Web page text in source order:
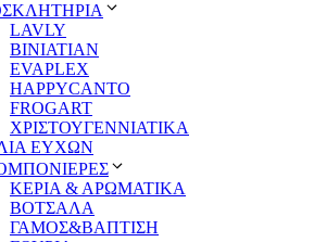
LAVLY
BINIATIAN
EVAPLEX
HAPPYCANTO
FROGART
ΧΡΙΣΤΟΥΓΕΝΝΙΑΤΙΚΑ
ΕΥΧΩΝ
ΚΕΡΙΑ & ΑΡΩΜΑΤΙΚΑ
ΒΟΤΣΑΛΑ
ΓΑΜΟΣ&ΒΑΠΤΙΣΗ